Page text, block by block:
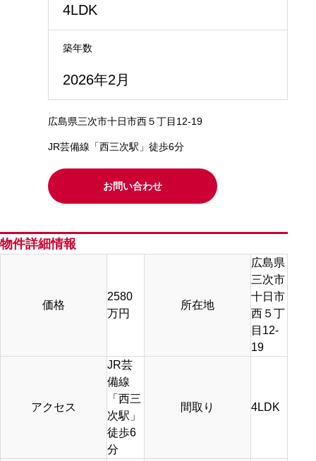
4LDK
築年数
2026年2月
広島県三次市十日市西５丁目12-19
JR芸備線「西三次駅」徒歩6分
お問い合わせ
物件詳細情報
価格
2580
万円
所在地
広島県
三次市
十日市
西５丁
目12-
19
アクセス
JR芸
備線
「西三
次駅」
徒歩6
分
間取り 4LDK